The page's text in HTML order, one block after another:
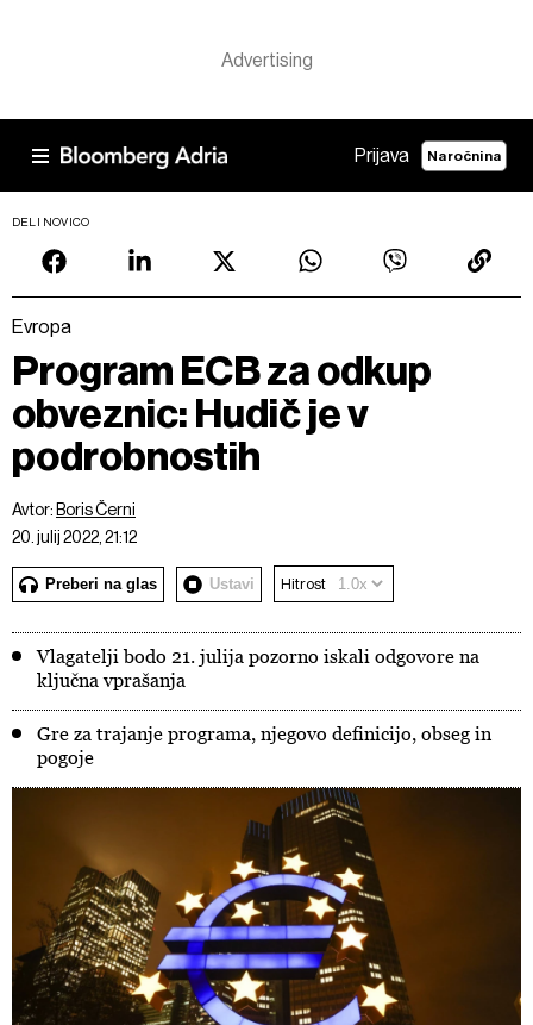
Prijava Naročnina
DELI NOVICO
Evropa
Program ECB za odkup
obveznic: Hudič je v
podrobnostih
Avtor: Boris Černi
20. julij 2022, 21:12
Preberi na glas Ustavi Hitrost
Vlagatelji bodo 21. julija pozorno iskali odgovore na
ključna vprašanja
Gre za trajanje programa, njegovo definicijo, obseg in
pogoje